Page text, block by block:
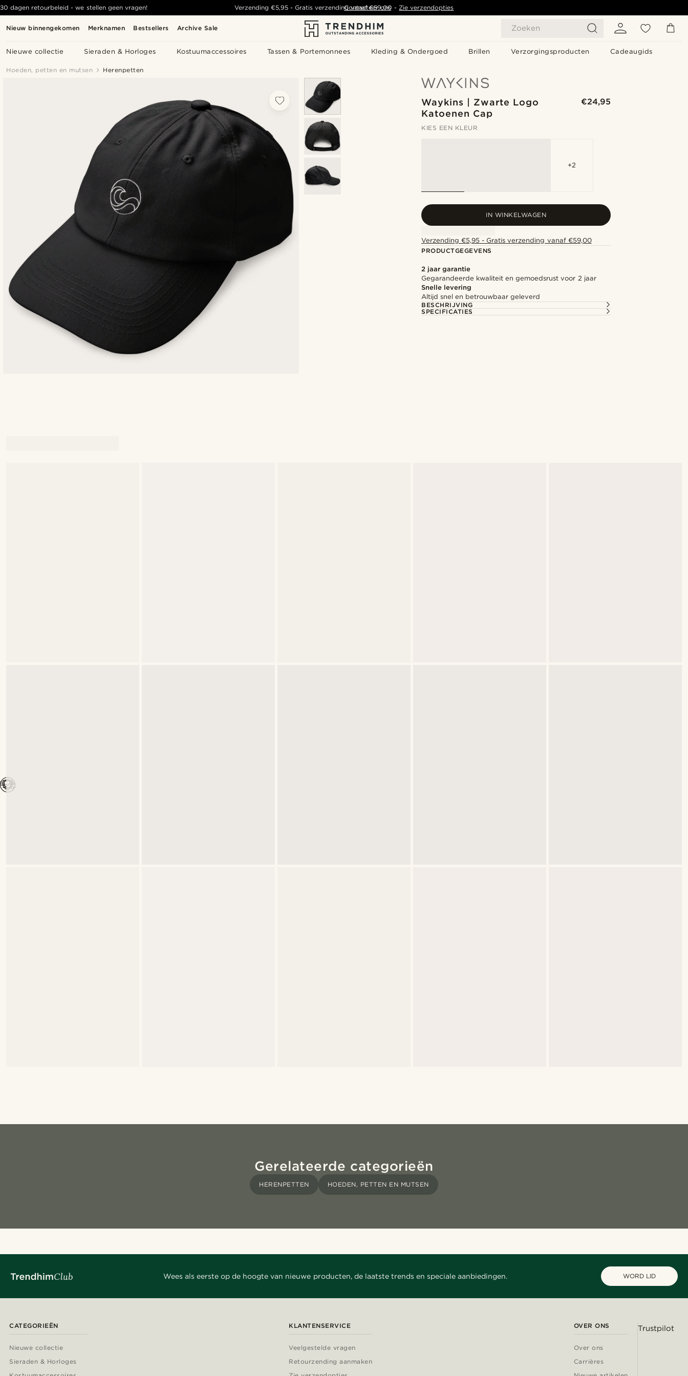
Nieuw binnengekomen Merknamen Bestsellers Archive Sale Zoeken
Nieuwe collectie Sieraden & Horloges Kostuumaccessoires Tassen & Portemonnees Kleding & Ondergoed Brillen Verzorgingsproducten Cadeaugids
30 dagen retourbeleid - we stellen geen vragen! Verzending €5,95- Gratis verzending vanaf€59,00 -Zie verzendopties
Contacteer ons
Hoeden, petten en mutsen Herenpetten
Waykins | Zwarte Logo
Katoenen Cap
€24,95
KIES EEN KLEUR
+2
IN WINKELWAGEN
Verzending €5,95 - Gratis verzending vanaf €59,00
PRODUCTGEGEVENS
2 jaar garantie
Gegarandeerde kwaliteit en gemoedsrust voor 2 jaar
Snelle levering
Altijd snel en betrouwbaar geleverd
BESCHRIJVING
SPECIFICATIES
Gerelateerde categorieën
HERENPETTEN HOEDEN, PETTEN EN MUTSEN
Wees als eerste op de hoogte van nieuwe producten, de laatste trends en speciale aanbiedingen. WORD LID
CATEGORIEËN
Nieuwe collectie
Sieraden & Horloges
KLANTENSERVICE
Veelgestelde vragen
Retourzending aanmaken
OVER ONS
Over ons
Carrières
Trustpilot